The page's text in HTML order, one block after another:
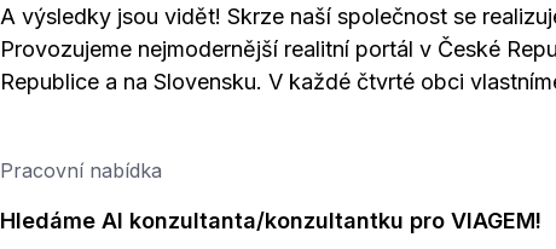
A výsledky jsou vidět! Skrze naší společnost se
Provozujeme nejmodernější realitní portál v České
Republice a na Slovensku. V každé čtvrté obci
Pracovní nabídka
Hledáme AI konzultanta/konzultantku pro VIAGEM!